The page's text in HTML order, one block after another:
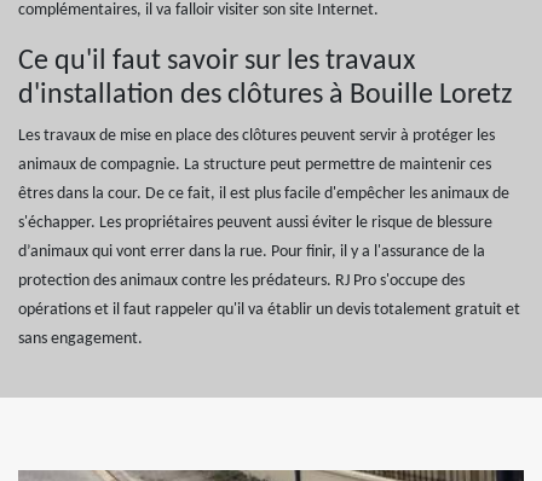
complémentaires, il va falloir visiter son site Internet.
Ce qu'il faut savoir sur les travaux
d'installation des clôtures à Bouille Loretz
Les travaux de mise en place des clôtures peuvent servir à protéger les
animaux de compagnie. La structure peut permettre de maintenir ces
êtres dans la cour. De ce fait, il est plus facile d'empêcher les animaux de
s'échapper. Les propriétaires peuvent aussi éviter le risque de blessure
d’animaux qui vont errer dans la rue. Pour finir, il y a l'assurance de la
protection des animaux contre les prédateurs. RJ Pro s'occupe des
opérations et il faut rappeler qu'il va établir un devis totalement gratuit et
sans engagement.